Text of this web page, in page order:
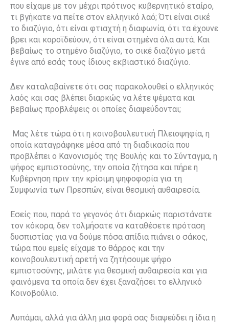
που είχαμε με τον μέχρι πρότινος κυβερνητικό εταίρο,
τι βγήκατε να πείτε στον ελληνικό λαό; Ότι είναι σικέ
το διαζύγιο, ότι είναι φτιαχτή η διαφωνία, ότι τα έχουνε
βρει και κοροϊδεύουν, ότι είναι στημένα όλα αυτά. Και
βεβαίως το στημένο διαζύγιο, το σικέ διαζύγιο μετά
έγινε από εσάς τους ίδιους εκβιαστικό διαζύγιο.
Δεν καταλαβαίνετε ότι σας παρακολουθεί ο ελληνικός
λαός και σας βλέπει διαρκώς να λέτε ψέματα και
βεβαίως προβλέψεις οι οποίες διαψεύδονται;
Μας λέτε τώρα ότι η κοινοβουλευτική Πλειοψηφία, η
οποία καταγράφηκε μέσα από τη διαδικασία που
προβλέπει ο Κανονισμός της Βουλής και το Σύνταγμα, η
ψήφος εμπιστοσύνης, την οποία ζήτησα και πήρε η
Κυβέρνηση πριν την κρίσιμη ψηφοφορία για τη
Συμφωνία των Πρεσπών, είναι θεσμική αυθαιρεσία.
Εσείς που, παρά το γεγονός ότι διαρκώς παριστάνατε
τον κόκορα, δεν τολμήσατε να καταθέσετε πρόταση
δυσπιστίας για να δούμε πόσα απίδια πιάνει ο σάκος,
τώρα που εμείς είχαμε το θάρρος και την
κοινοβουλευτική αρετή να ζητήσουμε ψήφο
εμπιστοσύνης, μιλάτε για θεσμική αυθαιρεσία και για
φαινόμενα τα οποία δεν έχει ξαναζήσει το ελληνικό
Κοινοβούλιο.
Λυπάμαι, αλλά για άλλη μια φορά σας διαψεύδει η ίδια η